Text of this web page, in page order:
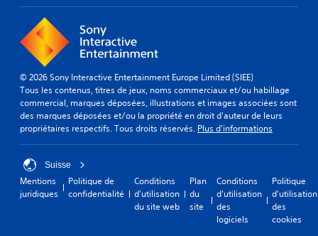
© 2026 Sony Interactive Entertainment Europe Limited (SIEE)
Tous les contenus, titres de jeux, noms commerciaux et/ou habillage
commercial, marques déposées, illustrations et images associées sont
des marques déposées et/ou la propriété en droit d'auteur de leurs
propriétaires respectifs. Tous droits réservés. Plus d'informations
Suisse
Mentions
juridiques
Politique de
confidentialité
Conditions
d'utilisation
du site web
Plan
du
site
Conditions
d'utilisation
des
logiciels
Politique
d'utilisation
des
cookies